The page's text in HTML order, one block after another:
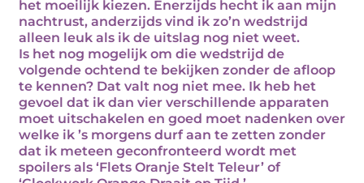
het moeilijk kiezen. Enerzijds hecht ik aan mijn
nachtrust, anderzijds vind ik zo’n wedstrijd
alleen leuk als ik de uitslag nog niet weet.
Is het nog mogelijk om die wedstrijd de
volgende ochtend te bekijken zonder de afloop
te kennen? Dat valt nog niet mee. Ik heb het
gevoel dat ik dan vier verschillende apparaten
moet uitschakelen en goed moet nadenken over
welke ik ’s morgens durf aan te zetten zonder
dat ik meteen geconfronteerd wordt met
spoilers als ‘Flets Oranje Stelt Teleur’ of